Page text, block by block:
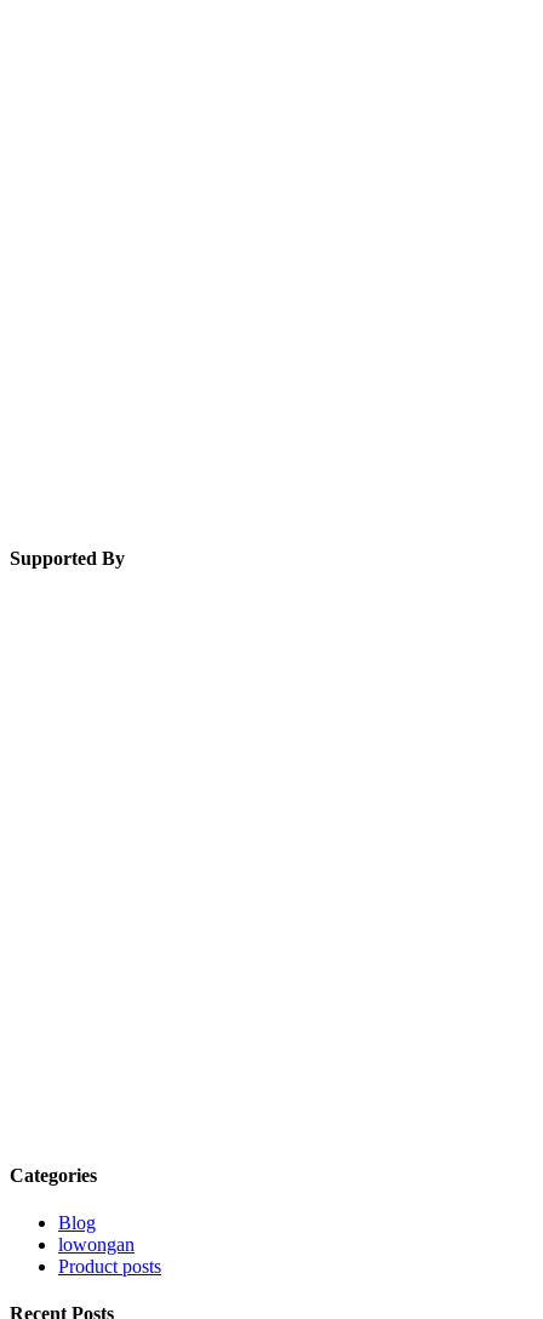
Supported By
Categories
Blog
lowongan
Product posts
Recent Posts